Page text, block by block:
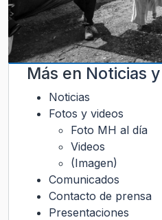
Más en Noticias
Noticias
Fotos y videos
Foto MH al día
Videos
(Imagen)
Comunicados
Contacto de prensa
Presentaciones